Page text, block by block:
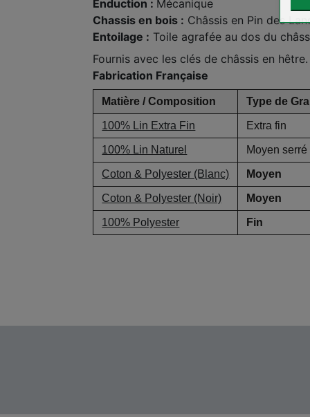
Enduction : Mécanique
Chassis en bois : Châssis en Pin des
Entoilage : Toile agrafée au dos du
Fournis avec les clés de châssis en
Fabrication Française
Matière / Composition Type de
100% Lin Extra Fin Extra fin
100% Lin Naturel Moyen serré
Coton & Polyester (Blanc) Moyen
Coton & Polyester (Noir) Moyen
100% Polyester Fin